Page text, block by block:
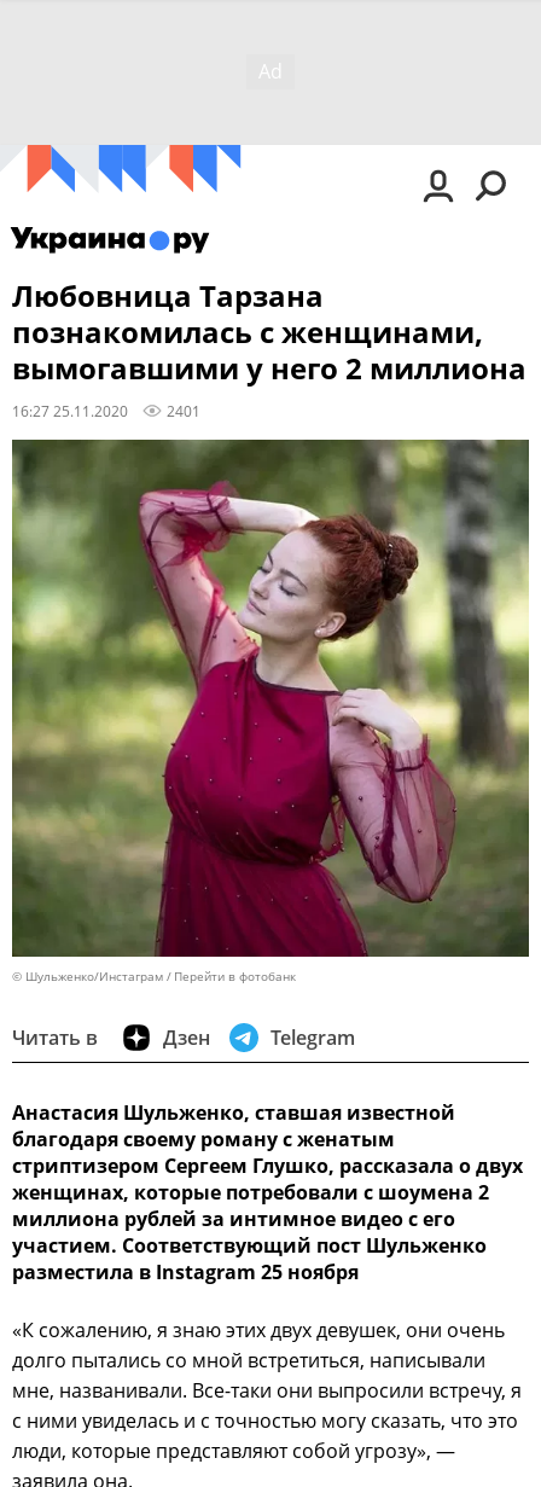
Любовница Тарзана
познакомилась с женщинами,
вымогавшими у него 2 миллиона
16:27 25.11.2020 2401
© Шульженко/Инстаграм Перейти в фотобанк
Читать в Дзен Telegram
Анастасия Шульженко, ставшая известной
благодаря своему роману с женатым
стриптизером Сергеем Глушко, рассказала о двух
женщинах, которые потребовали с шоумена 2
миллиона рублей за интимное видео с его
участием. Соответствующий пост Шульженко
разместила в Instagram 25 ноября
«К сожалению, я знаю этих двух девушек, они очень
долго пытались со мной встретиться, написывали
мне, названивали. Все-таки они выпросили встречу, я
с ними увиделась и с точностью могу сказать, что это
люди, которые представляют собой угрозу», —
заявила она.